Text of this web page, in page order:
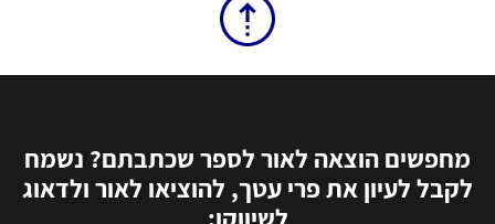
מחפשים הוצאה לאור לספר שכתבתם? נשמח
לקבל לעיון את פרי עטך, להוציאו לאור ולדאוג